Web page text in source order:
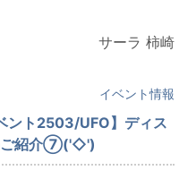
サーラ 柿崎
イベント情報
ント2503/UFO】ディス
ご紹介⑦('◇')ゞ